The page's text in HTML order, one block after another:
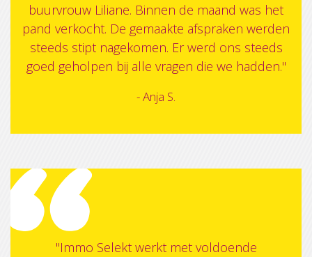
buurvrouw Liliane. Binnen de maand was het
pand verkocht. De gemaakte afspraken werden
steeds stipt nagekomen. Er werd ons steeds
goed geholpen bij alle vragen die we hadden."
- Anja S.
"Immo Selekt werkt met voldoende